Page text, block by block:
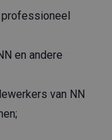
professioneel
en andere
van NN